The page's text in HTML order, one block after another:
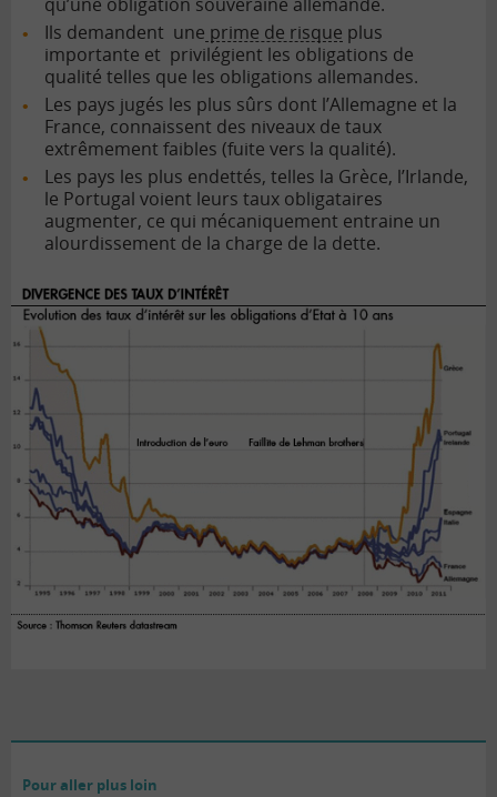
Ils demandent une prime de risque plus
importante et privilégient les obligations de
qualité telles que les obligations allemandes.
Les pays jugés les plus sûrs dont l’Allemagne et la
France, connaissent des niveaux de taux
extrêmement faibles (fuite vers la qualité).
Les pays les plus endettés, telles la Grèce, l’Irlande,
le Portugal voient leurs taux obligataires
augmenter, ce qui mécaniquement entraine un
alourdissement de la charge de la dette.
Pour aller plus loin